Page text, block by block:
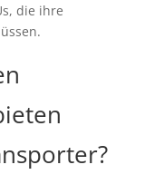
die ihre